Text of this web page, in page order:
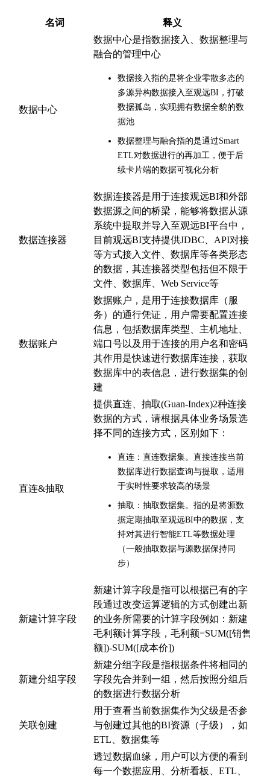
名词 释义
数据中心
数据中心是指数据接入、数据整理与
融合的管理中心
数据接入指的是将企业零散多态的
多源异构数据接入至观远BI，打破
数据孤岛，实现拥有数据全貌的数
据池
数据整理与融合指的是通过Smart
ETL对数据进行的再加工，便于后
续卡片端的数据可视化分析
数据连接器
数据连接器是用于连接观远BI和外部
数据源之间的桥梁，能够将数据从源
系统中提取并导入至观远BI平台中，
目前观远BI支持提供JDBC、API对接
等方式接入文件、数据库等各类形态
的数据，其连接器类型包括但不限于
文件、数据库、Web Service等
数据账户
数据账户，是用于连接数据库（服
务）的通行凭证，用户需要配置连接
信息，包括数据库类型、主机地址、
端口号以及用于连接的用户名和密码
其作用是快速进行数据库连接，获取
数据库中的表信息，进行数据集的创
建
直连&抽取
提供直连、抽取(Guan-Index)2种连接
数据的方式，请根据具体业务场景选
择不同的连接方式，区别如下：
直连：直连数据集。直接连接当前
数据库进行数据查询与提取，适用
于实时性要求较高的场景
抽取：抽取数据集。指的是将源数
据定期抽取至观远BI中的数据，支
持对其进行智能ETL等数据处理
（一般抽取数据与源数据保持同
步）
新建计算字段
新建计算字段是指可以根据已有的字
段通过改变运算逻辑的方式创建出新
的业务所需要的计算字段例如：新建
毛利额计算字段，毛利额=SUM([销售
额])-SUM([成本价])
新建分组字段
新建分组字段是指根据条件将相同的
字段先合并到一组，然后按照分组后
的数据进行数据分析
关联创建
用于查看当前数据集作为父级是否参
与创建过其他的BI资源（子级），如
ETL、数据集等
透过数据血缘，用户可以方便的看到
每一个数据应用、分析看板、ETL、